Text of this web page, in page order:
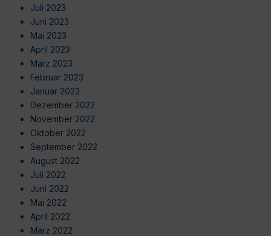
Juli 2023
Juni 2023
Mai 2023
April 2023
März 2023
Februar 2023
Januar 2023
Dezember 2022
November 2022
Oktober 2022
September 2022
August 2022
Juli 2022
Juni 2022
Mai 2022
April 2022
März 2022